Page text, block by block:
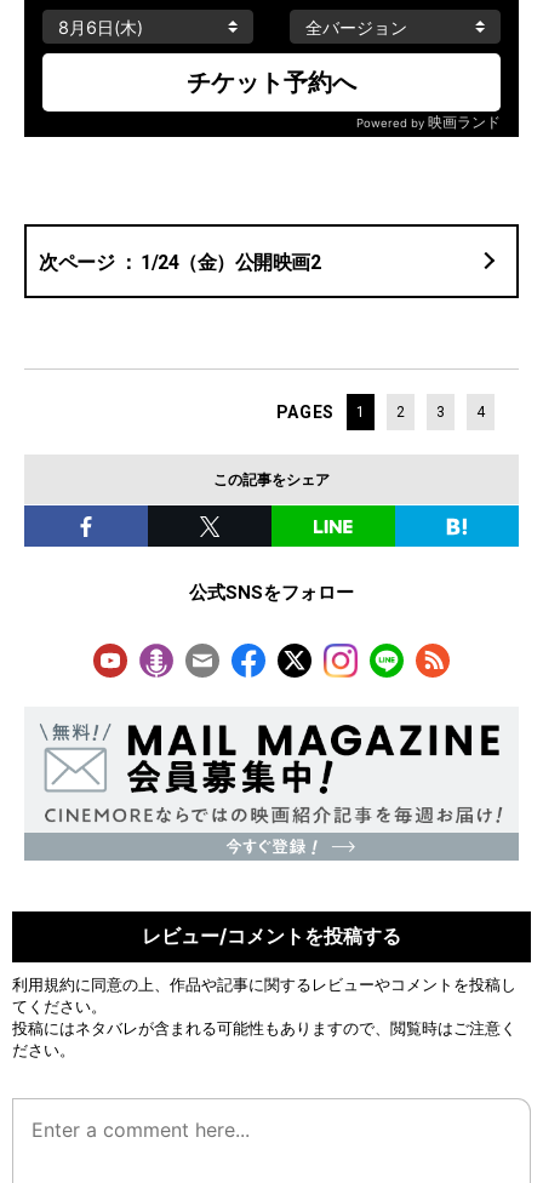
1/24（金）公開映画2
PAGES 1 2 3 4
この記事をシェア
公式SNSをフォロー
レビュー/コメントを投稿する
利用規約に同意の上、作品や記事に関するレビューやコメントを投稿し
てください。
投稿にはネタバレが含まれる可能性もありますので、閲覧時はご注意く
ださい。